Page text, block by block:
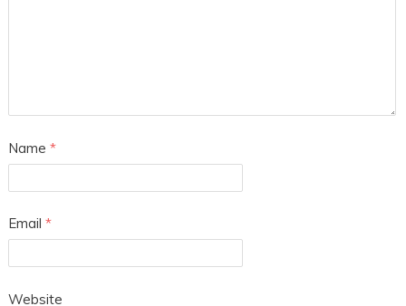
Name *
Email *
Website